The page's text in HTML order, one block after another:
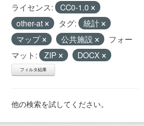
ライセンス:
CC0-1.0
other-at
タグ:
統計
マップ
公共施設
フォー
マット:
ZIP DOCX
フィルタ結果
他の検索を試してください。